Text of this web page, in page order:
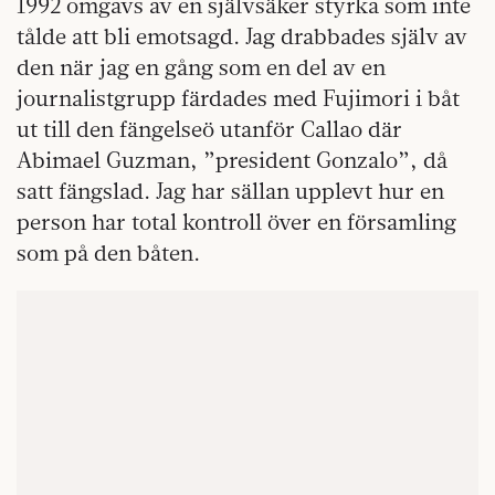
tålde att bli emotsagd. Jag drabbades själv av
den när jag en gång som en del av en
journalistgrupp färdades med Fujimori i båt
ut till den fängelseö utanför Callao där
Abimael Guzman, ”president Gonzalo”, då
satt fängslad. Jag har sällan upplevt hur en
person har total kontroll över en församling
som på den båten.